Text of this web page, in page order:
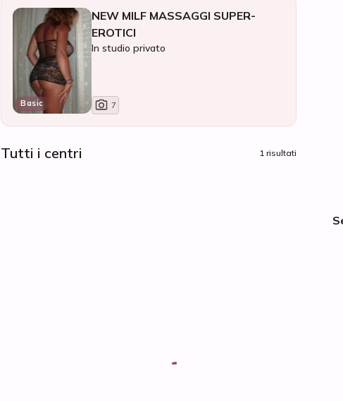
Basic
NEW MILF MASSAGGI SUPER-
EROTICI
In studio privato
7
Tutti i centri 1 risultati